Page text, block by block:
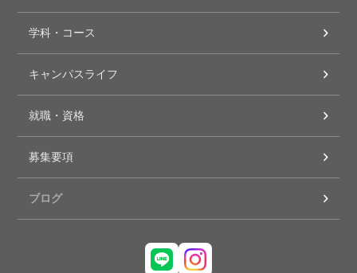
学科・コース
キャンパスライフ
就職・資格
募集要項
ブログ